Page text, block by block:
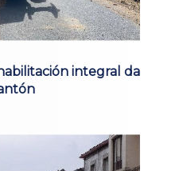
integral da